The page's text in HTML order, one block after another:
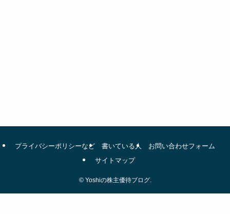
プライバシーポリシーなど 書いている人
お問い合わせフォーム
サイトマップ
©Yoshiの株主優待ブログ.